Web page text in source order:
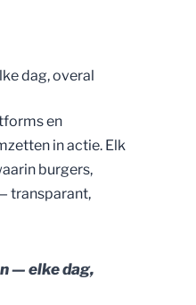
dag, overal
en
in actie. Elk
burgers,
transparant,
— elke dag,